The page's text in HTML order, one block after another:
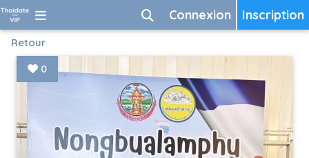
Inscription
Connexion
Retour
0